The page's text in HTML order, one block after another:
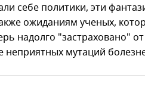
себе политики, эти
ожиданиям ученых,
надолго "застраховано"
мутаций